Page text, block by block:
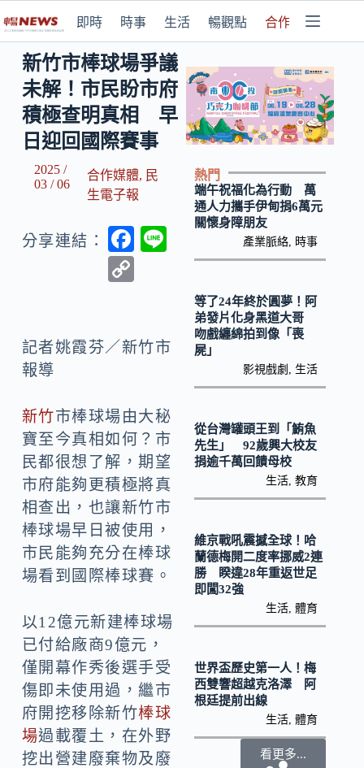
即時 時事 生活 暢觀點 合作媒體
新竹市棒球場爭議
未解！市民盼市府
積極查明真相 早
日迎回國際賽事
2025 /
03 / 06
合作媒體, 民
生電子報
分享連結：
F
o
y
k
記者姚霞芬／新竹市
報導
新竹市棒球場由大秘
寶至今真相如何？市
民都很想了解，期望
市府能夠更積極將真
相查出，也讓新竹市
棒球場早日被使用，
市民能夠充分在棒球
場看到國際棒球賽。
以12億元新建棒球場
已付給廠商9億元，
僅開幕作秀後選手受
傷即未使用過，繼市
府開挖移除新竹棒球
場過載覆土，在外野
挖出營建廢棄物及廢
熱門
端午祝福化為行動 萬
通人力攜手伊甸捐6萬元
關懷身障朋友
產業脈絡 時事
等了24年終於圓夢！阿
弟發片化身黑道大哥
吻戲纏綿拍到像「喪
屍」
影視戲劇 生活
從台灣罐頭王到「鮪魚
先生」 92歲興大校友
捐逾千萬回饋母校
生活 ,教育
維京戰吼震撼全球！哈
蘭德梅開二度率挪威2連
勝 睽違28年重返世足
即闖32強
生活 ,體育
世界盃歷史第一人！梅
西雙響超越克洛澤 阿
根廷提前出線
生活 ,體育
看更多...